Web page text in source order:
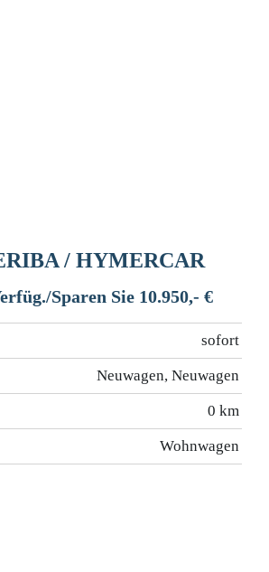
/ HYMERCAR
Sparen Sie 10.950,- €
sofort
Neuwagen, Neuwagen
0 km
Wohnwagen